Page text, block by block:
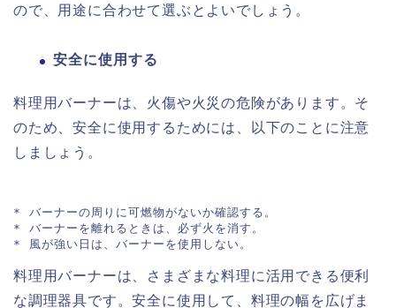
ので、用途に合わせて選ぶとよいでしょう。
安全に使用する
料理用バーナーは、火傷や火災の危険があります。そ
のため、安全に使用するためには、以下のことに注意
しましょう。
* バーナーの周りに可燃物がないか確認する。
* バーナーを離れるときは、必ず火を消す。
料理用バーナーは、さまざまな料理に活用できる便利
な調理器具です。安全に使用して、料理の幅を広げま